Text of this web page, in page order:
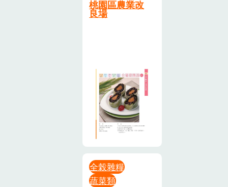
桃園區農業改
良場
全榖雜糧
蔬菜類